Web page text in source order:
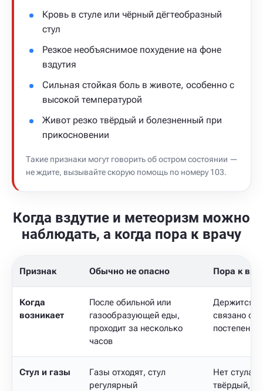
Кровь в стуле или чёрный дёгтеобразный
стул
Резкое необъяснимое похудение на фоне
вздутия
Сильная стойкая боль в животе, особенно с
высокой температурой
Живот резко твёрдый и болезненный при
прикосновении
Такие признаки могут говорить об остром состоянии —
не ждите, вызывайте скорую помощь по номеру 103.
Когда вздутие и метеоризм можно
наблюдать, а когда пора к врачу
Признак Обычно не опасно Пора к
Когда
возникает
После обильной или
газообразующей еды,
проходит за несколько
часов
Держится
связано с
постепенно
Стул и газы
Газы отходят, стул
регулярный
Нет стула и
твёрдый,